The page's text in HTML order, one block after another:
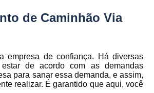
Gestão de Frota Minas Gerais
de Frota de Veículos Minas Gerais
de Veículos
Gestão de Veículos
Gestão Frota de Veículos
de Caminhão Via
empresa de confiança. Há diversas
de acordo com as demandas
para sanar essa demanda, e assim,
realizar. É garantido que aqui, você